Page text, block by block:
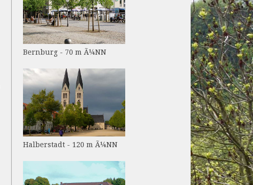
Bernburg - 70 m Ã¼NN
Halberstadt - 120 m Ã¼NN